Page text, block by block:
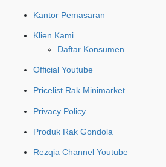
Kantor Pemasaran
Klien Kami
Daftar Konsumen
Official Youtube
Pricelist Rak Minimarket
Privacy Policy
Produk Rak Gondola
Rezqia Channel Youtube